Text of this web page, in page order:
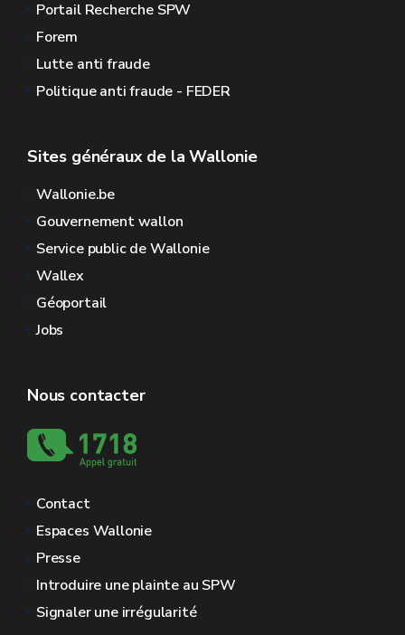
Portail Recherche SPW
Forem
Lutte anti fraude
Politique anti fraude - FEDER
Sites généraux de la Wallonie
Wallonie.be
Gouvernement wallon
Service public de Wallonie
Wallex
Géoportail
Jobs
Nous contacter
Contact
Espaces Wallonie
Presse
Introduire une plainte au SPW
Signaler une irrégularité